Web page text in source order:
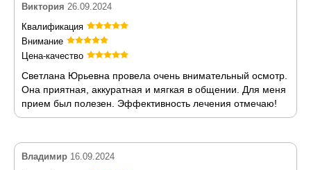
Виктория 26.09.2024
Квалификация
Внимание
Цена-качество
Светлана Юрьевна провела очень внимательный осмотр.
Она приятная, аккуратная и мягкая в общении. Для меня
прием был полезен. Эффективность лечения отмечаю!
Владимир 16.09.2024